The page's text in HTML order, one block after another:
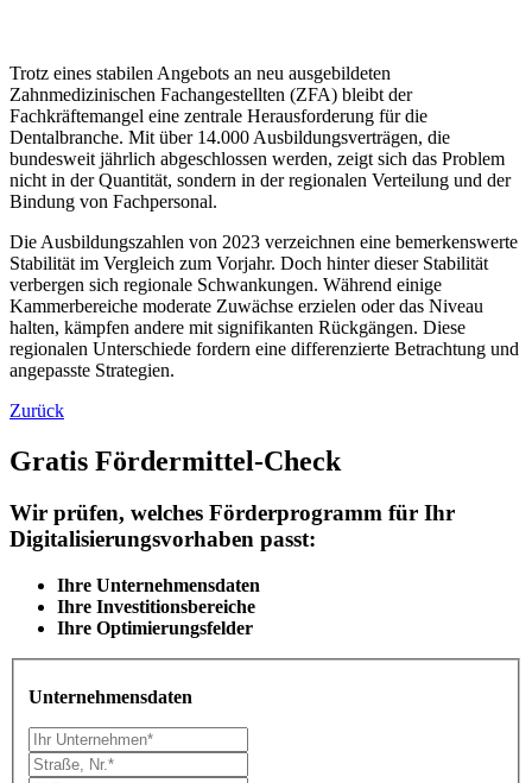
Trotz eines stabilen Angebots an neu ausgebildeten
Zahnmedizinischen Fachangestellten (ZFA) bleibt der
Fachkräftemangel eine zentrale Herausforderung für die
Dentalbranche. Mit über 14.000 Ausbildungsverträgen, die
bundesweit jährlich abgeschlossen werden, zeigt sich das Problem
nicht in der Quantität, sondern in der regionalen Verteilung und der
Bindung von Fachpersonal​.
Die Ausbildungszahlen von 2023 verzeichnen eine bemerkenswerte
Stabilität im Vergleich zum Vorjahr. Doch hinter dieser Stabilität
verbergen sich regionale Schwankungen. Während einige
Kammerbereiche moderate Zuwächse erzielen oder das Niveau
halten, kämpfen andere mit signifikanten Rückgängen​​. Diese
regionalen Unterschiede fordern eine differenzierte Betrachtung und
angepasste Strategien.
Zurück
Gratis Fördermittel-Check
Wir prüfen, welches Förderprogramm für Ihr
Digitalisierungsvorhaben passt:
Ihre Unternehmensdaten
Ihre Investitionsbereiche
Ihre Optimierungsfelder
Unternehmensdaten